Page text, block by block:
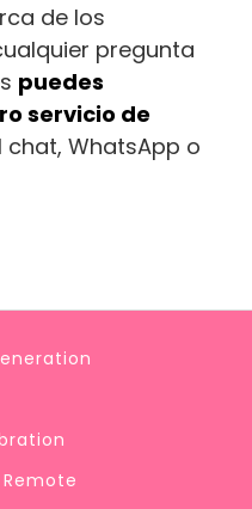
de los
pregunta
puedes
servicio de
chat, WhatsApp o